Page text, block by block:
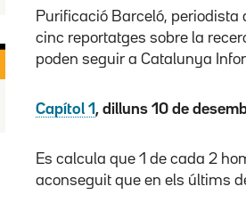
Purificació Barceló, periodista
cinc reportatges sobre la
poden seguir a Catalunya
Capítol 1, dilluns 10 de
Es calcula que 1 de cada 2
aconseguit que en els últims